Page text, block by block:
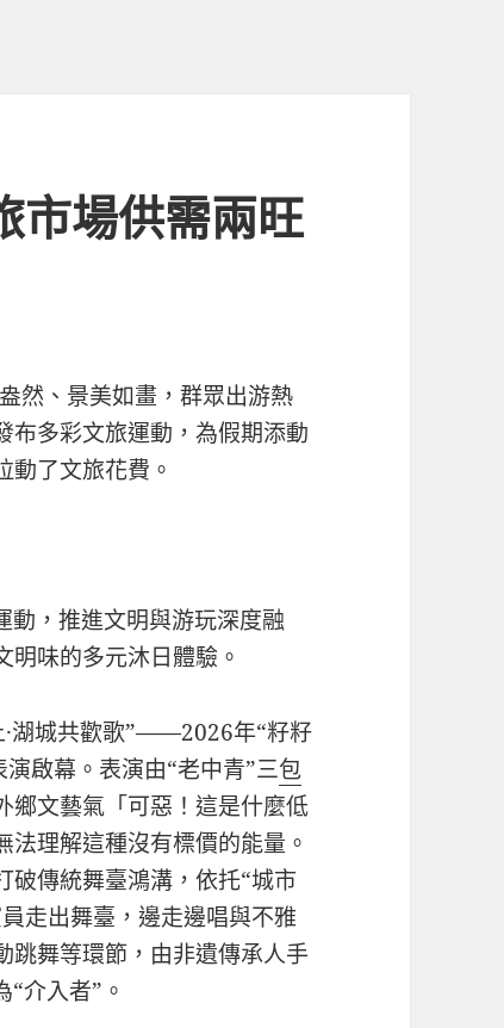
市場供需兩旺
然、景美如畫，群眾出游熱
布多彩文旅運動，為假期添動
動了文旅花費。
動，推進文明與游玩深度融
味的多元沐日體驗。
·湖城共歡歌”——2026年“籽籽
啟幕。表演由“老中青”三包
鄉文藝氣「可惡！這是什麼低
理解這種沒有標價的能量。
破傳統舞臺鴻溝，依托“城市
走出舞臺，邊走邊唱與不雅
跳舞等環節，由非遺傳承人手
介入者”。